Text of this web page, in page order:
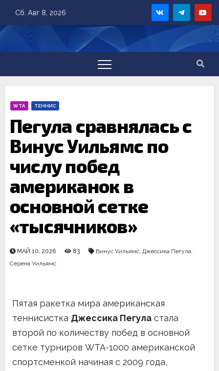
content
Сб. Авг 8, 2026
WTA ТЕННИС
Пегула сравнялась с
Винус Уильямс по
числу побед
американок в
основной сетке
«тысячников»
МАЙ 10, 2026 83 Винус Уильямс, Джессика Пегула,
Серена Уильямс
Пятая ракетка мира американская
теннисистка Джессика Пегула стала
второй по количеству побед в основной
сетке турниров WTA-1000 американской
спортсменкой начиная с 2009 года,